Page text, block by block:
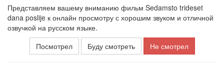
Представляем вашему вниманию фильм Sedamsto trideset
dana poslije к онлайн просмотру с хорошим звуком и отличной
озвучкой на русском языке.
Посмотрел
Буду смотреть Не смотрел